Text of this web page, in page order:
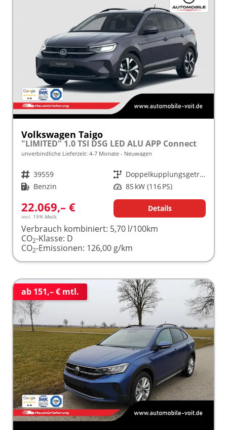
Volkswagen Taigo
"LIMITED" 1.0 TSI DSG LED ALU APP Connect
unverbindliche Lieferzeit: 4-7 Monate Neuwagen
Fahrzeugnr. 39559 Getriebe
Doppelkupplungsgetriebe (DSG)
Kraftstoff Benzin Leistung 85 kW (116 PS)
22.069,– €
incl. 19% MwSt.
Details
Verbrauch kombiniert: 5,70 l/100km
CO2-Klasse: D
CO2-Emissionen: 126,00 g/km
ab 151,– € mtl.